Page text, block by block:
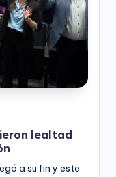
lealtad
a su fin y este